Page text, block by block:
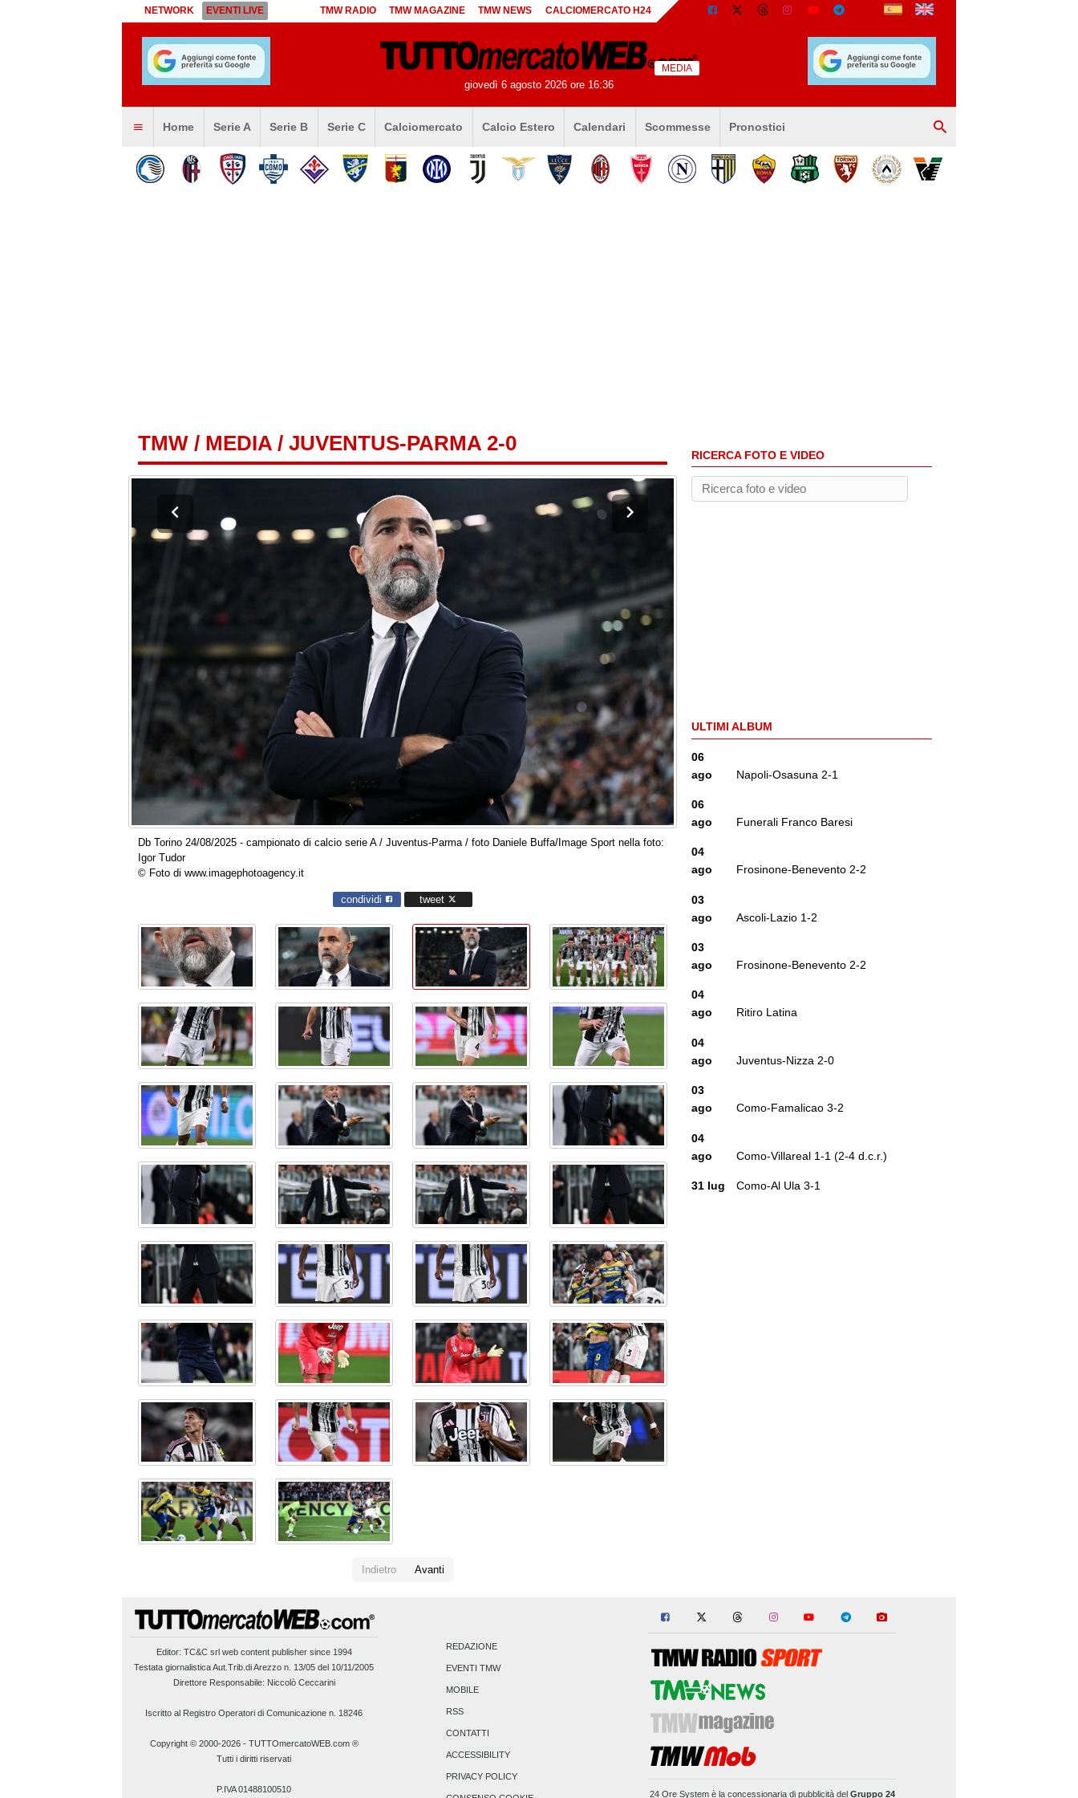
NETWORK EVENTI LIVE TMW RADIO TMW MAGAZINE TMW NEWS CALCIOMERCATO H24
giovedì 6 agosto 2026 ore 16:36
MEDIA
Home Serie A Serie B Serie C Calciomercato Calcio Estero Calendari Scommesse Pronostici
TMW / MEDIA / JUVENTUS-PARMA 2-0
Db Torino 24/08/2025 - campionato di calcio serie A / Juventus-Parma / foto Daniele Buffa/Image Sport nella foto:
Igor Tudor
© Foto di www.imagephotoagency.it
condividi tweet
Indietro Avanti
RICERCA FOTO E VIDEO
ULTIMI ALBUM
06
ago
Napoli-Osasuna 2-1
06
ago
Funerali Franco Baresi
04
ago
Frosinone-Benevento 2-2
03
ago
Ascoli-Lazio 1-2
03
ago
Frosinone-Benevento 2-2
04
ago
Ritiro Latina
04
ago
Juventus-Nizza 2-0
03
ago
Como-Famalicao 3-2
04
ago
Como-Villareal 1-1 (2-4 d.c.r.)
31 lug Como-Al Ula 3-1
Editor: TC&C srlweb content publisher since 1994
Testata giornalistica Aut.Trib.di Arezzo n. 13/05 del 10/11/2005
Direttore Responsabile: Niccolò Ceccarini
Iscritto al Registro Operatori di Comunicazione n. 18246
Copyright © 2000-2026- TUTTOmercatoWEB.com ®
Tutti i diritti riservati
P.IVA 01488100510
REDAZIONE
EVENTI TMW
MOBILE
RSS
CONTATTI
ACCESSIBILITY
PRIVACY POLICY
24 Ore Systemè la concessionaria di pubblicità del Gruppo 24